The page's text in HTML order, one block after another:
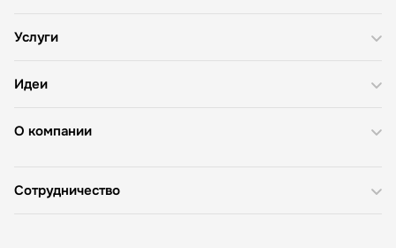
О компании
Услуги
Идеи
Сотрудничество